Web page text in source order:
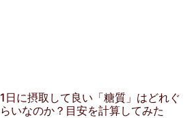
1日に摂取して良い「糖質」はどれぐ
らいなのか？目安を計算してみた